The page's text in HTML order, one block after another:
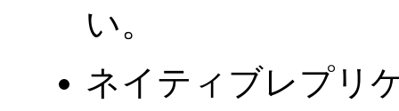
い。
ネイティブレプリ